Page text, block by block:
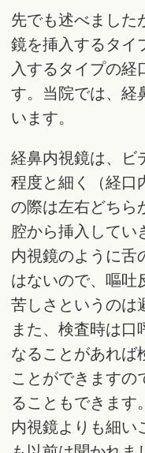
先でも述べました
鏡を挿入するタイ
入するタイプの経
す。当院では、経
います。
経鼻内視鏡は、ビ
程度と細く（経口
の際は左右どちら
腔から挿入してい
内視鏡のように舌
はないので、嘔吐
苦しさというのは
また、検査時は口
なることがあれば
ことができますの
ることもできます
内視鏡よりも細い